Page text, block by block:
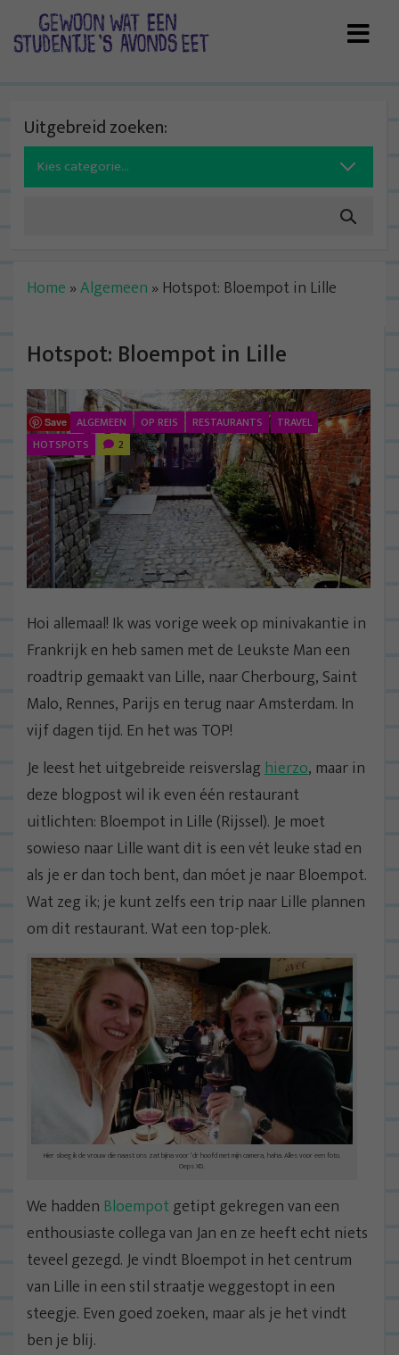
Uitgebreid zoeken:
Search
for:
Home »Algemeen » Hotspot: Bloempot in Lille
Hotspot: Bloempot in Lille
Save ALGEMEEN OP REIS RESTAURANTS
TRAVEL
HOTSPOTS
2
Hoi allemaal! Ik was vorige week op minivakantie in
Frankrijk en heb samen met de Leukste Man een
roadtrip gemaakt van Lille, naar Cherbourg, Saint
Malo, Rennes, Parijs en terug naar Amsterdam. In
vijf dagen tijd. En het was TOP!
Je leest het uitgebreide reisverslaghierzo, maar in
deze blogpost wil ik even één restaurant
uitlichten: Bloempot in Lille (Rijssel). Je moet
sowieso naar Lille want dit is een vét leuke stad en
als je er dan toch bent, dan móet je naar Bloempot.
Wat zeg ik; je kunt zelfs een trip naar Lille plannen
om dit restaurant. Wat een top-plek.
Hier sloeg ik de vrouw die naast ons zat bijna voor ‘dr hoofd met mijn camera, haha. Alles voor een foto.
Oeps XD.
We hadden Bloempotgetipt gekregen van een
enthousiaste collega van Jan en ze heeft echt niets
teveel gezegd. Je vindt Bloempot in het centrum
van Lille in een stil straatje weggestopt in een
steegje. Even goed zoeken, maar als je het vindt
ben je blij.